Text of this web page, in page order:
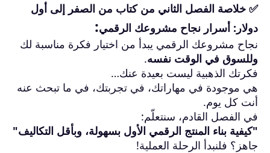
✅ خلاصة الفصل الثاني من كتاب من الصفر إلى أول
دولار: أسرار نجاح مشروعك الرقمي:
نجاح مشروعك الرقمي يبدأ من اختيار فكرة مناسبة لك
وللسوق في الوقت نفسه.
فكرتك الذهبية ليست بعيدة عنك…
هي موجودة في مهاراتك، في تجربتك، في ما تبحث عنه
أنت كل يوم.
في الفصل القادم، سنتعلّم:
"كيفية بناء المنتج الرقمي الأول بسهولة، وبأقل التكاليف"
جاهز؟ فلنبدأ الرحلة العملية!